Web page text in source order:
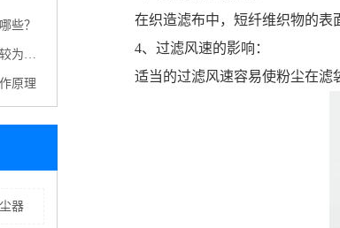
些？
呢？
原理
器
在织造滤布中，短纤维织物的表
4、过滤风速的影响：
适当的过滤风速容易使粉尘在滤